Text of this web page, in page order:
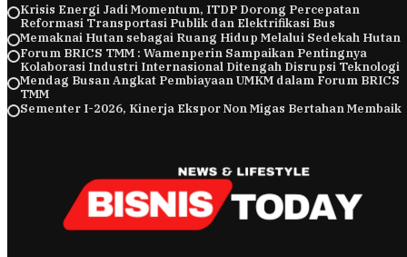
Krisis Energi Jadi Momentum, ITDP Dorong Percepatan
Reformasi Transportasi Publik dan Elektrifikasi Bus
Memaknai Hutan sebagai Ruang Hidup Melalui Sedekah Hutan
Forum BRICS TMM : Wamenperin Sampaikan Pentingnya
Kolaborasi Industri Internasional Ditengah Disrupsi Teknologi
Mendag Busan Angkat Pembiayaan UMKM dalam Forum BRICS
TMM
Sementer I-2026, Kinerja Ekspor Non Migas Bertahan Membaik